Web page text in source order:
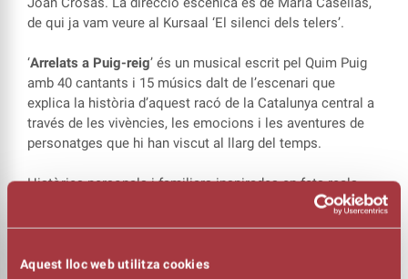
Aquest lloc web utilitza cookies
de qui ja vam veure al Kursaal ‘El silenci dels telers’.
‘Arrelats a Puig-reig’ és un musical escrit pel Quim Puig
amb 40 cantants i 15 músics dalt de l’escenari que
explica la història d’aquest racó de la Catalunya central a
través de les vivències, les emocions i les aventures de
personatges que hi han viscut al llarg del temps.
Històries personals i familiars inspirades en fets reals,
tradicions o anècdotes que retraten la vida a pagès, el dia